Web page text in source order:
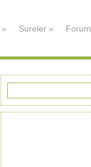
» Sureler » Forum
Arama formu